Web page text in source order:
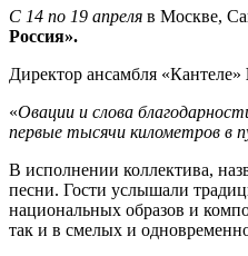
С 14 по 19 апреля в Москве,
Россия».
Директор ансамбля «Кантеле»
«Овации и слова
первые тысячи километров в
В исполнении коллектива,
песни. Гости услышали
национальных образов и
так и в смелых и